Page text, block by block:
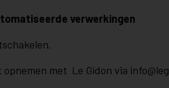
verwerkingen
met Le Gidon via